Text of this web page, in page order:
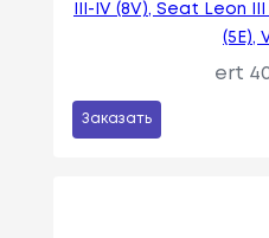
III-IV (8V), Seat Leon
(5E),
ert
Заказать